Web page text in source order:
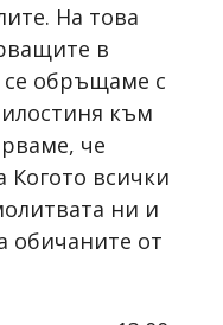
На това
в
се обръщаме с
към
че
Когото всички
ни и
обичаните от